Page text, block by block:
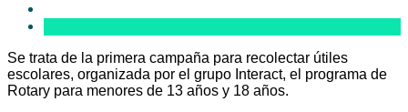
Se trata de la primera campaña para recolectar útiles
escolares, organizada por el grupo Interact, el programa de
Rotary para menores de 13 años y 18 años.